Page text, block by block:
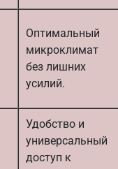
Оптимальный
микроклимат
без лишних
усилий.
Удобство и
универсальный
доступ к